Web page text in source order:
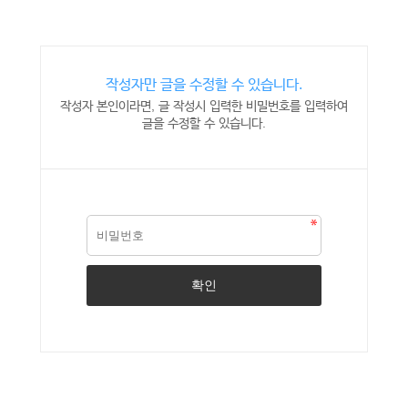
작성자만 글을 수정할 수 있습니다.
작성자 본인이라면, 글 작성시 입력한 비밀번호를 입력하여
글을 수정할 수 있습니다.